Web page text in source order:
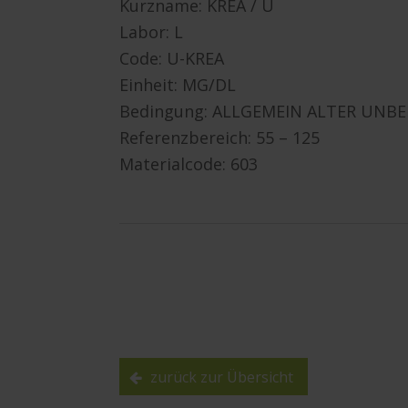
Kurzname: KREA / U
Labor: L
Code: U-KREA
Einheit: MG/DL
Bedingung: ALLGEMEIN ALTER
Referenzbereich: 55 – 125
Materialcode: 603
zurück zur Übersicht